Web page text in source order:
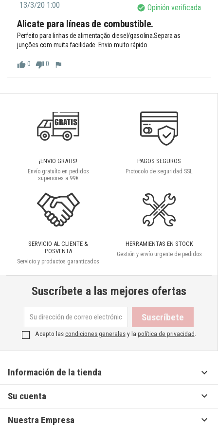
13/3/20 1:00
check_circle Opinión verificada
Alicate para líneas de combustible.
Perfeito para linhas de alimentação diesel/gasolina.Separa as
junções com muita facilidade. Envio muito rápido.
thumb_up0 thumb_down0 flag
¡ENVIO GRATIS!
Envío gratuíto en pedidos
superiores a 99€
PAGOS SEGUROS
Protocolo de seguridad SSL
SERVICIO AL CLIENTE &
POSVENTA
Servicio y productos garantizados
HERRAMIENTAS EN STOCK
Gestión y envío urgente de pedidos
Suscríbete a las mejores ofertas
Acepto lascondiciones generalesy la política de privacidad.
Información de la tienda 
Su cuenta 
Nuestra Empresa 